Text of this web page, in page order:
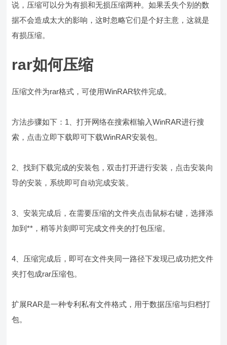
说，压缩可以分为有损和无损压缩两种。如果丢失个别的数
据不会造成太大的影响，这时忽略它们是个好主意，这就是
有损压缩。
rar如何压缩
压缩文件为rar格式，可使用WinRAR软件完成。
方法步骤如下：1、打开网络在搜索框输入WinRAR进行搜
索，点击立即下载即可下载WinRAR安装包。
2、找到下载完成的安装包，双击打开进行安装，点击安装向
导的安装，系统即可自动完成安装。
3、安装完成后，在需要压缩的文件夹点击鼠标右键，选择添
加到**，稍等片刻即可完成文件夹的打包压缩。
4、压缩完成后，即可在文件夹同一路径下发现已成功把文件
夹打包成rar压缩包。
扩展RAR是一种专利私有文件格式，用于数据压缩与归档打
包。